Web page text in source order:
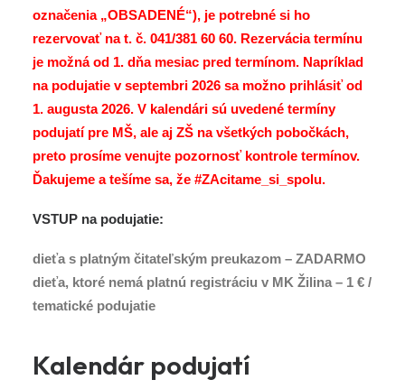
označenia „OBSADENÉ“), je potrebné si ho
rezervovať na t. č. 041/381 60 60. Rezervácia termínu
je možná od 1. dňa mesiac pred termínom. Napríklad
na podujatie v septembri 2026 sa možno prihlásiť od
1. augusta 2026. V kalendári sú uvedené termíny
podujatí pre MŠ, ale aj ZŠ na všetkých pobočkách,
preto prosíme venujte pozornosť kontrole termínov.
Ďakujeme a tešíme sa, že #ZAcitame_si_spolu.
VSTUP na podujatie:
dieťa s platným čitateľským preukazom – ZADARMO
dieťa, ktoré nemá platnú registráciu v MK Žilina – 1 € /
tematické podujatie
Kalendár podujatí